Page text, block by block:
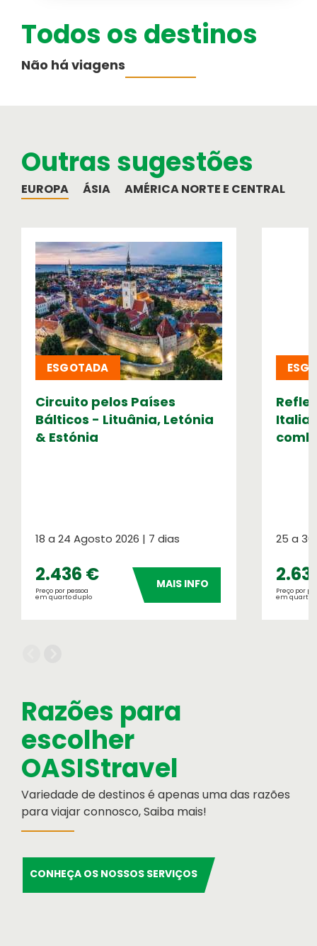
Australásia
Cruzeiros
Meteorologia
Consulte o tempo no seu destino
Seguros de Viagem
Verifique a apólice que se aplica à sua
Formulário de pagamento por cartão de
Equipa
Como funcionamos
Números OASIS
Indicadores do nosso sucesso
PESQUISAR VIAGENS
Todos os destinos
Não há viagens
Outras sugestões
EUROPA ÁSIA AMÉRICA NORTE E CENTRAL
ESGOTADA
Circuito pelos Países
Bálticos - Lituânia, Letónia
& Estónia
18 a 24 Agosto 2026 | 7 dias
2.436 €
Preço por pessoa
em quarto duplo
MAIS INFO
25 a
Preço por
em quarto
Razões para
escolher
OASIStravel
Variedade de destinos é apenas uma das razões
para viajar connosco, Saiba mais!
CONHEÇA OS NOSSOS SERVIÇOS